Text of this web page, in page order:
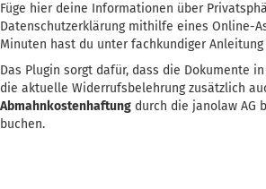
Füge hier deine Informationen über
Datenschutzerklärung mithilfe eines Online-
Minuten hast du unter fachkundiger Anleitung
Das Plugin sorgt dafür, dass die Dokumente
die aktuelle Widerrufsbelehrung zusätzlich
Abmahnkostenhaftung durch die janolaw AG
buchen.